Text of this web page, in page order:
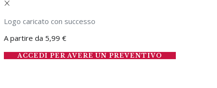
Logo caricato con successo
A partire da 5,99 €
ACCEDI PER AVERE UN PREVENTIVO